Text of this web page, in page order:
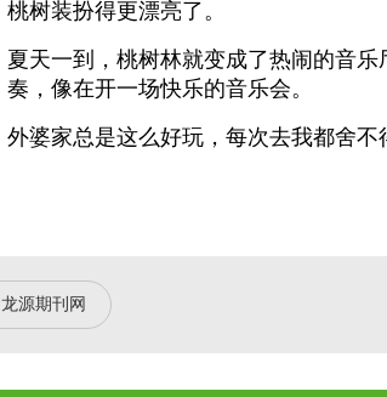
桃树装扮得更漂亮了。
夏天一到，桃树林就变成了热闹的音
奏，像在开一场快乐的音乐会。
外婆家总是这么好玩，每次去我都舍不
龙源期刊网